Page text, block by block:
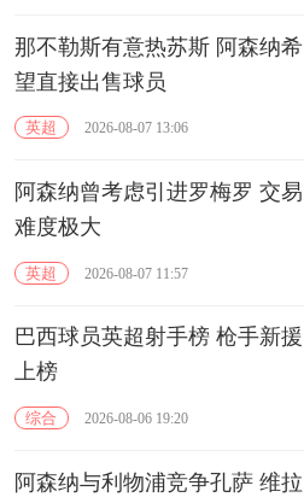
那不勒斯有意热苏斯 阿森纳希
望直接出售球员
英超 2026-08-07 13:06
阿森纳曾考虑引进罗梅罗 交易
难度极大
英超 2026-08-07 11:57
巴西球员英超射手榜 枪手新援
上榜
综合 2026-08-06 19:20
阿森纳与利物浦竞争孔萨 维拉